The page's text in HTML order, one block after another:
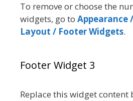
To remove or choose the
widgets, go to Appearance
Layout / Footer Widgets.
Footer Widget 3
Replace this widget content